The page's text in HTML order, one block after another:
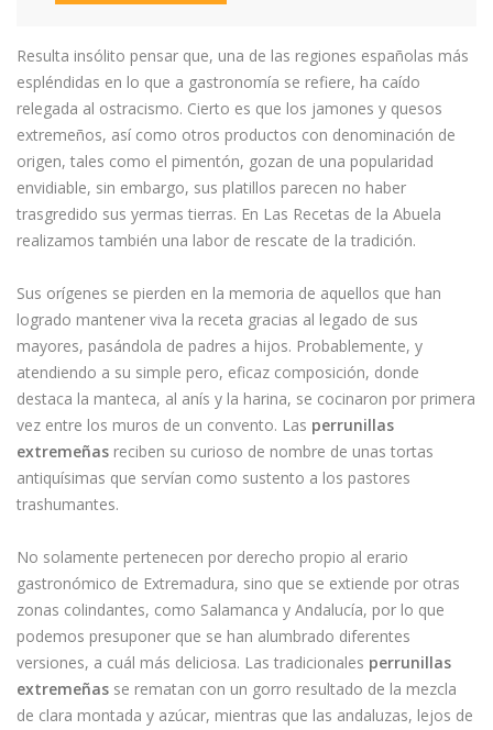
Resulta insólito pensar que, una de las regiones españolas más
espléndidas en lo que a gastronomía se refiere, ha caído
relegada al ostracismo. Cierto es que los jamones y quesos
extremeños, así como otros productos con denominación de
origen, tales como el pimentón, gozan de una popularidad
envidiable, sin embargo, sus platillos parecen no haber
trasgredido sus yermas tierras. En Las Recetas de la Abuela
realizamos también una labor de rescate de la tradición.
Sus orígenes se pierden en la memoria de aquellos que han
logrado mantener viva la receta gracias al legado de sus
mayores, pasándola de padres a hijos. Probablemente, y
atendiendo a su simple pero, eficaz composición, donde
destaca la manteca, al anís y la harina, se cocinaron por primera
vez entre los muros de un convento. Las perrunillas
extremeñas reciben su curioso de nombre de unas tortas
antiquísimas que servían como sustento a los pastores
trashumantes.
No solamente pertenecen por derecho propio al erario
gastronómico de Extremadura, sino que se extiende por otras
zonas colindantes, como Salamanca y Andalucía, por lo que
podemos presuponer que se han alumbrado diferentes
versiones, a cuál más deliciosa. Las tradicionales perrunillas
extremeñas se rematan con un gorro resultado de la mezcla
de clara montada y azúcar, mientras que las andaluzas, lejos de